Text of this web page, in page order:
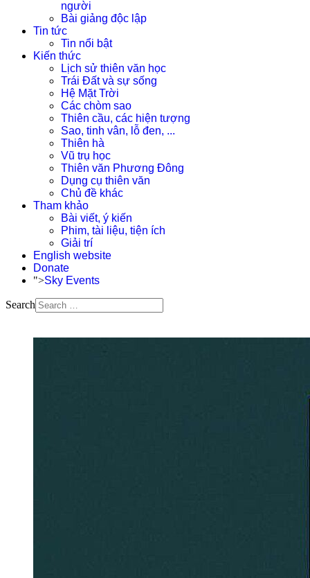
người
Bài giảng độc lập
Tin tức
Tin nổi bật
Kiến thức
Lịch sử thiên văn học
Trái Đất và sự sống
Hệ Mặt Trời
Các chòm sao
Thiên cầu, các hiện tượng
Sao, tinh vân, lỗ đen, ...
Thiên hà
Vũ trụ học
Thiên văn Phương Đông
Dụng cụ thiên văn
Chủ đề khác
Tham khảo
Bài viết, ý kiến
Phim, tài liệu, tiện ích
Giải trí
English website
Donate
">Sky Events
Search